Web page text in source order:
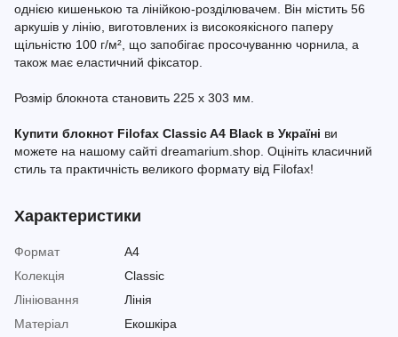
однією кишенькою та лінійкою-розділювачем. Він містить 56
аркушів у лінію, виготовлених із високоякісного паперу
щільністю 100 г/м², що запобігає просочуванню чорнила, а
також має еластичний фіксатор.
Розмір блокнота становить 225 х 303 мм.
Купити блокнот Filofax Classic A4 Black в Україні ви
можете на нашому сайті dreamarium.shop. Оцініть класичний
стиль та практичність великого формату від Filofax!
Характеристики
Формат
A4
Колекція
Classic
Лініювання
Лінія
Матеріал
Екошкіра